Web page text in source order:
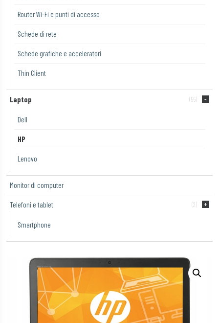
Router Wi-Fi e punti di accesso
Schede di rete
Schede grafiche e acceleratori
Thin Client
Laptop (55)
Dell
HP
Lenovo
Monitor di computer
Telefoni e tablet (2)
Smartphone